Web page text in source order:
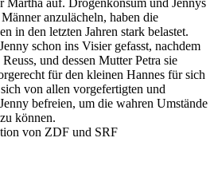
anzulächeln, haben die
in den letzten Jahren stark belastet.
schon ins Visier gefasst, nachdem
und dessen Mutter Petra sie
für den kleinen Hannes für sich
von allen vorgefertigten und
befreien, um die wahren Umstände
können.
von ZDF und SRF